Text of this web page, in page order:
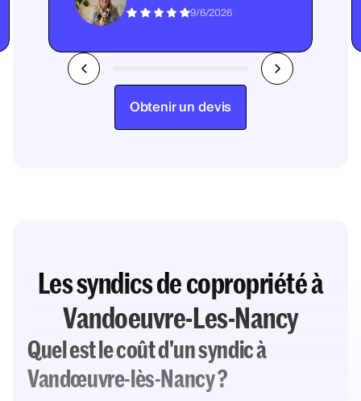
9/6/2026
Obtenir un devis
Les syndics de copropriété à
Vandoeuvre-Les-Nancy
Quel est le coût d'un syndic à
Vandœuvre-lès-Nancy ?